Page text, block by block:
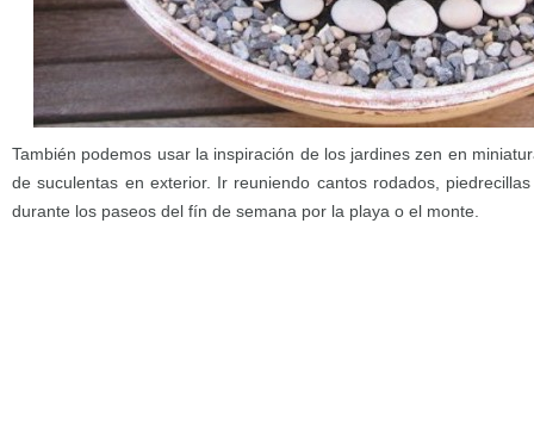
También podemos usar la inspiración de los jardines zen en
de suculentas en exterior. Ir reuniendo cantos rodados,
durante los paseos del fín de semana por la playa o el monte.